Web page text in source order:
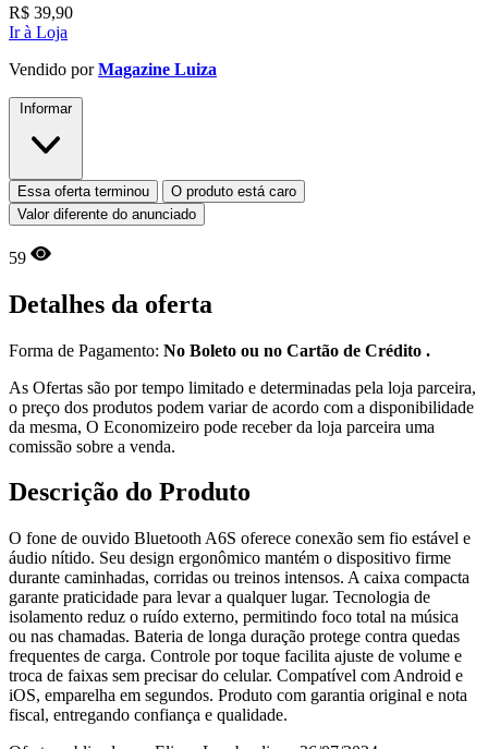
R$ 39,90
Ir à Loja
Vendido porMagazine Luiza
Informar
Essa oferta terminou
O produto está caro
Valor diferente do anunciado
59
Detalhes da oferta
Forma de Pagamento: No Boleto ou no Cartão de Crédito .
As Ofertas são por tempo limitado e determinadas pela loja parceira,
o preço dos produtos podem variar de acordo com a disponibilidade
da mesma, O Economizeiro pode receber da loja parceira uma
comissão sobre a venda.
Descrição do Produto
O fone de ouvido Bluetooth A6S oferece conexão sem fio estável e
áudio nítido. Seu design ergonômico mantém o dispositivo firme
durante caminhadas, corridas ou treinos intensos. A caixa compacta
garante praticidade para levar a qualquer lugar. Tecnologia de
isolamento reduz o ruído externo, permitindo foco total na música
ou nas chamadas. Bateria de longa duração protege contra quedas
frequentes de carga. Controle por toque facilita ajuste de volume e
troca de faixas sem precisar do celular. Compatível com Android e
iOS, emparelha em segundos. Produto com garantia original e nota
fiscal, entregando confiança e qualidade.